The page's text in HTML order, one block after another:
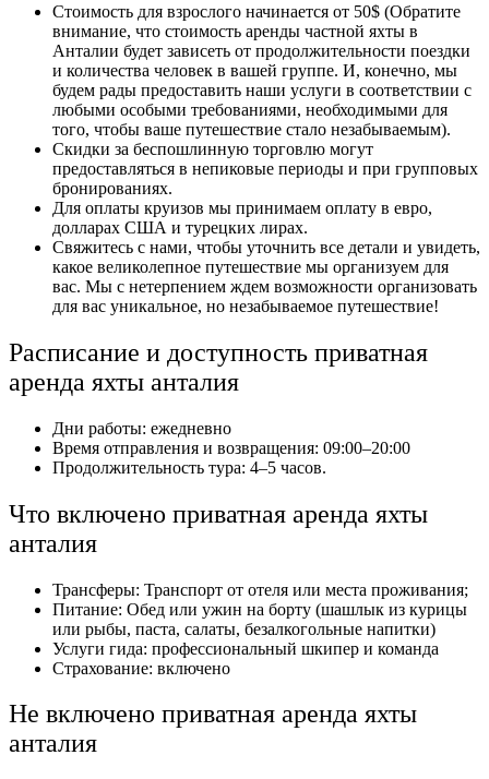
Стоимость для взрослого начинается от 50$ (Обратите
внимание, что стоимость аренды частной яхты в
Анталии будет зависеть от продолжительности поездки
и количества человек в вашей группе. И, конечно, мы
будем рады предоставить наши услуги в соответствии с
любыми особыми требованиями, необходимыми для
того, чтобы ваше путешествие стало незабываемым).
Скидки за беспошлинную торговлю могут
предоставляться в непиковые периоды и при групповых
бронированиях.
Для оплаты круизов мы принимаем оплату в евро,
долларах США и турецких лирах.
Свяжитесь с нами, чтобы уточнить все детали и увидеть,
какое великолепное путешествие мы организуем для
вас. Мы с нетерпением ждем возможности организовать
для вас уникальное, но незабываемое путешествие!
Расписание и доступность приватная
аренда яхты анталия
Дни работы: ежедневно
Время отправления и возвращения: 09:00–20:00
Продолжительность тура: 4–5 часов.
Что включено приватная аренда яхты
анталия
Трансферы: Транспорт от отеля или места проживания;
Питание: Обед или ужин на борту (шашлык из курицы
или рыбы, паста, салаты, безалкогольные напитки)
Услуги гида: профессиональный шкипер и команда
Страхование: включено
Не включено приватная аренда яхты
анталия